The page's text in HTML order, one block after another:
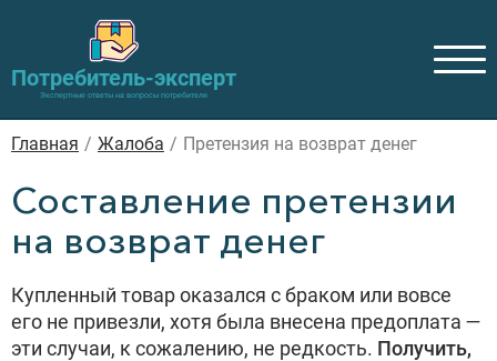
Потребитель-эксперт
Экспертные ответы на вопросы потребителя
Главная / Жалоба / Претензия на возврат денег
Составление претензии
на возврат денег
Купленный товар оказался с браком или вовсе
его не привезли, хотя была внесена предоплата —
эти случаи, к сожалению, не редкость. Получить,